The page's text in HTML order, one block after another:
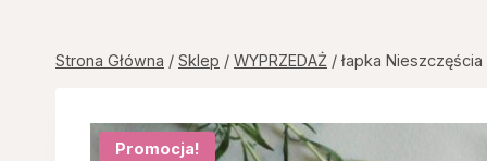
Strona Główna / Sklep / WYPRZEDAŻ / łapka Nieszczęścia
Promocja!